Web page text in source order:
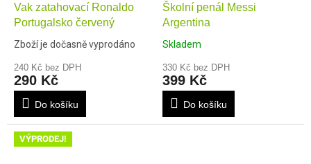
Vak zatahovací Ronaldo
Portugalsko červený
Zboží je dočasně vyprodáno
240 Kč bez DPH
290 Kč
Do košíku
Školní penál Messi
Argentina
Skladem
330 Kč bez DPH
399 Kč
Do košíku
VÝPRODEJ!